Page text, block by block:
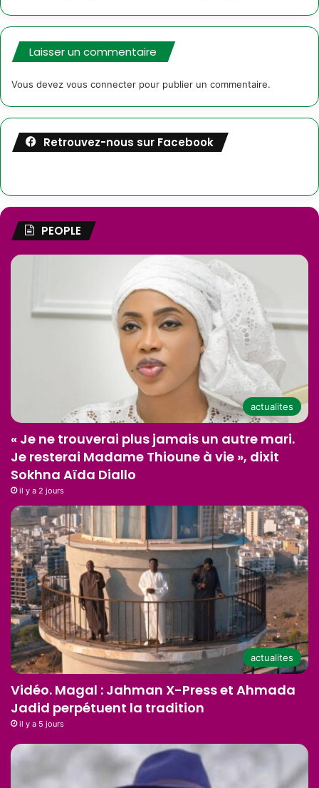
Laisser un commentaire
Vous devez vous connecter pour publier un commentaire.
Retrouvez-nous sur Facebook
PEOPLE
actualites
« Je ne trouverai plus jamais un autre mari.
Je resterai Madame Thioune à vie », dixit
Sokhna Aïda Diallo
il y a 2 jours
actualites
Vidéo. Magal : Jahman X-Press et Ahmada
Jadid perpétuent la tradition
il y a 5 jours